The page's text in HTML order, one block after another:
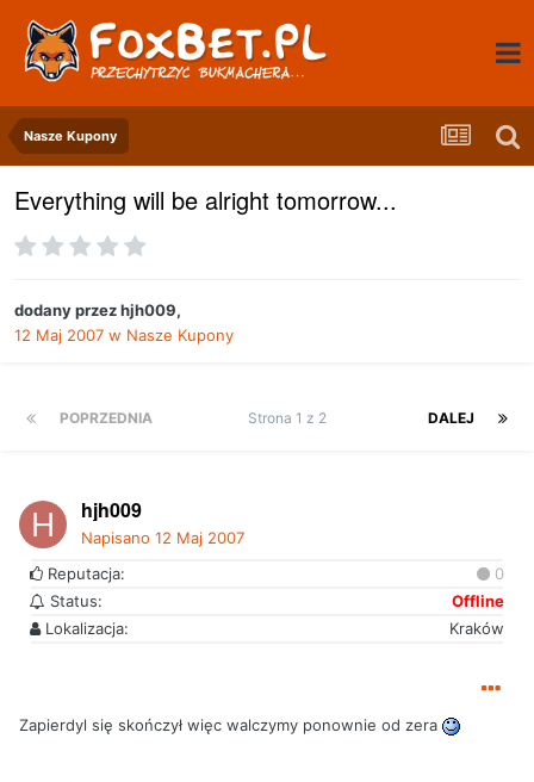
Nasze Kupony
Everything will be alright tomorrow...
dodany przezhjh009,
12 Maj 2007 w Nasze Kupony
POPRZEDNIA DALEJ
Strona 1 z 2
hjh009
Napisano 12 Maj 2007
Reputacja:
0
Status:
Offline
Lokalizacja:
Kraków
Zapierdyl się skończył więc walczymy ponownie od zera